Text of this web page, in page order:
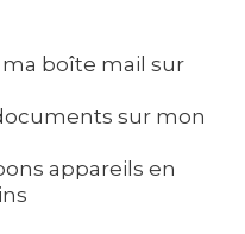
boîte mail sur
sur mon
appareils en